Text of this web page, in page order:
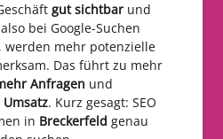
gut sichtbar und
bei Google-Suchen
werden mehr potenzielle
Das führt zu mehr
Anfragen und
. Kurz gesagt: SEO
in Breckerfeld genau